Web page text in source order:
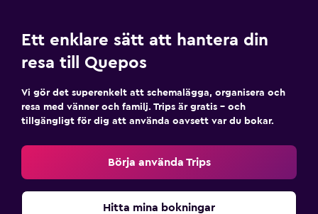
Ett enklare sätt att hantera din
resa till Quepos
Vi gör det superenkelt att schemalägga, organisera och
resa med vänner och familj. Trips är gratis – och
tillgängligt för dig att använda oavsett var du bokar.
Börja använda Trips
Hitta mina bokningar